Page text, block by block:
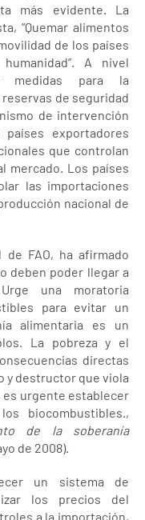
más evidente. La
“Quemar alimentos
de los países
A nivel
medidas para la
de seguridad
de intervención
exportadores
que controlan
mercado. Los países
las importaciones
nacional de
FAO, ha afirmado
deben poder llegar a
una moratoria
para evitar un
alimentaria es un
La pobreza y el
directas
y destructor que viola
es urgente establecer
biocombustibles.,
de la soberanía
de 2008).
un sistema de
los precios del
a la importación,